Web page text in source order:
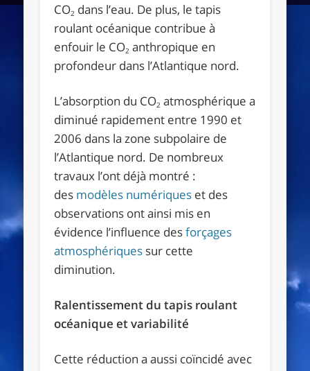
CO2 dans l’eau. De plus, le tapis
roulant océanique contribue à
enfouir le CO2 anthropique en
profondeur dans l’Atlantique nord.
L’absorption du CO2 atmosphérique a
diminué rapidement entre 1990 et
2006 dans la zone subpolaire de
l’Atlantique nord. De nombreux
travaux l’ont déjà montré :
des modèles numériques et des
observations ont ainsi mis en
évidence l’influence desforçages
atmosphériques sur cette
diminution.
Ralentissement du tapis roulant
océanique et variabilité
Cette réduction a aussi coïncidé avec